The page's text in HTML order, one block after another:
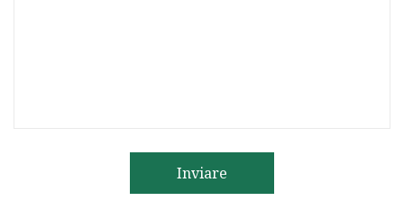
Inviare